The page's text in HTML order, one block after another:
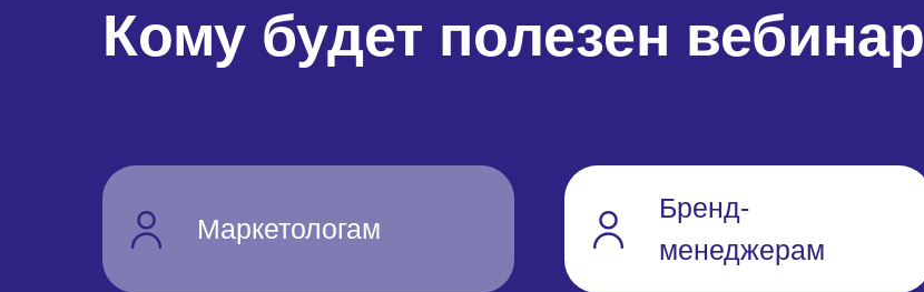
Кому будет полезен вебинар
Бренд-
менеджерам
Маркетологам